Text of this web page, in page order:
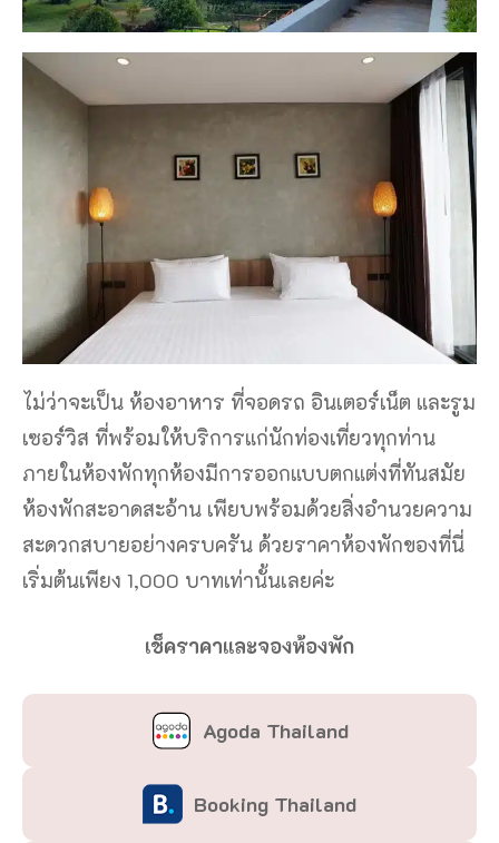
ไม่ว่าจะเป็น ห้องอาหาร ที่จอดรถ อินเตอร์เน็ต และรูม
เซอร์วิส ที่พร้อมให้บริการแก่นักท่องเที่ยวทุกท่าน
ภายในห้องพักทุกห้องมีการออกแบบตกแต่งที่ทันสมัย
ห้องพักสะอาดสะอ้าน เพียบพร้อมด้วยสิ่งอำนวยความ
สะดวกสบายอย่างครบครัน ด้วยราคาห้องพักของที่นี่
เริ่มต้นเพียง 1,000 บาทเท่านั้นเลยค่ะ
เช็คราคาและจองห้องพัก
Agoda Thailand
Booking Thailand